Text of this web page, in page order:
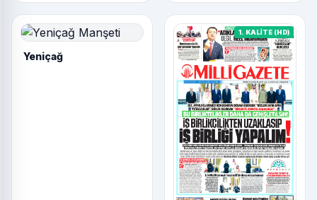
Milli Gazete